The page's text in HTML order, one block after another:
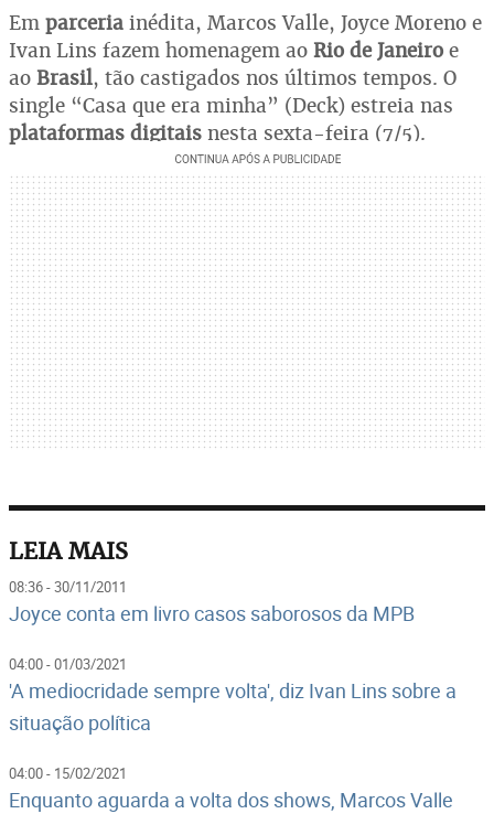
Em parceria inédita, Marcos Valle, Joyce Moreno e
Ivan Lins fazem homenagem ao Rio de Janeiro e
ao Brasil, tão castigados nos últimos tempos. O
single “Casa que era minha” (Deck) estreia nas
plataformas digitais nesta sexta-feira (7/5).
LEIA MAIS
08:36 - 30/11/2011
Joyce conta em livro casos saborosos da MPB
04:00 - 01/03/2021
'A mediocridade sempre volta', diz Ivan Lins sobre a
situação política
04:00 - 15/02/2021
Enquanto aguarda a volta dos shows, Marcos Valle